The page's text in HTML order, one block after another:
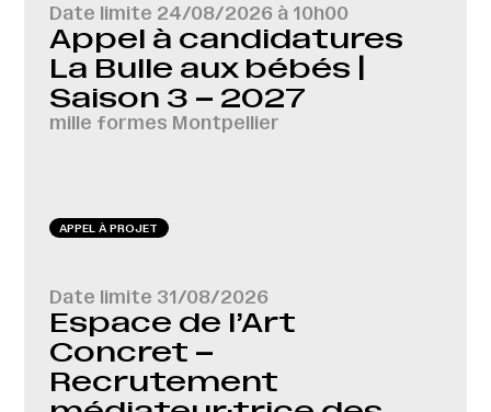
Date limite 24/08/2026 à 10h00
Appel à candidatures
La Bulle aux bébés |
Saison 3 – 2027
mille formes Montpellier
APPEL À PROJET
Date limite 31/08/2026
Espace de l’Art
Concret –
Recrutement